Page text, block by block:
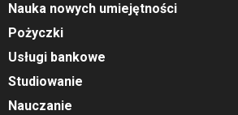
Nauka nowych umiejętności
Pożyczki
Usługi bankowe
Studiowanie
Nauczanie